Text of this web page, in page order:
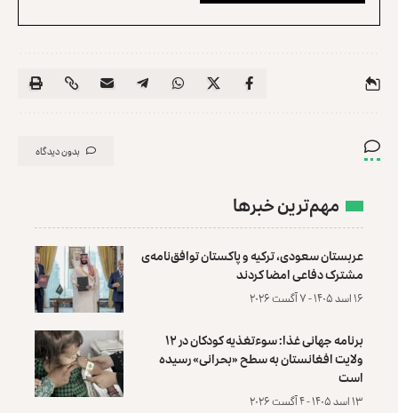
بدون دیدگاه
مهم‌ترین خبرها
عربستان سعودی، ترکیه و پاکستان توافق‌نامه‌ی
مشترک دفاعی امضا کردند
۱۶ اسد ۱۴۰۵ - ۷ آگست ۲۰۲۶
برنامه جهانی غذا: سوءتغذیه کودکان در ۱۲
ولایت افغانستان به سطح «بحرانی» رسیده
است
۱۳ اسد ۱۴۰۵ - ۴ آگست ۲۰۲۶